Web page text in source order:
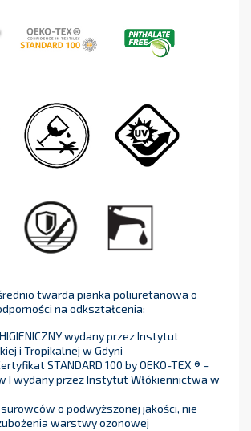
twarda pianka poliuretanowa o
na odkształcenia:
wydany przez Instytut
i Tropikalnej w Gdyni
STANDARD 100 by OEKO-TEX ® –
I wydany przez Instytut Włókiennictwa w
o podwyższonej jakości, nie
warstwy ozonowej